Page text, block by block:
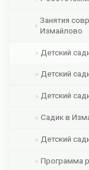
Занятия
Измайлово
Детский
Детский
Детский
Садик в
Детский
Программа